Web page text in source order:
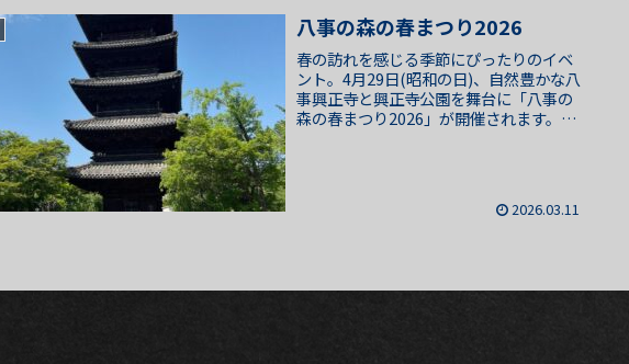
八事の森の春まつり2026
春の訪れを感じる季節にぴったりのイベ
ント。4月29日(昭和の日)、自然豊かな八
事興正寺と興正寺公園を舞台に「八事の
森の春まつり2026」が開催されます。テ
2026.03.11